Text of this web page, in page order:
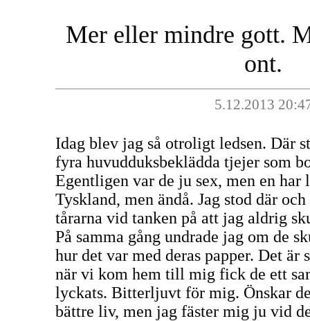
Mer eller mindre gott.
ont.
5.12.2013
Idag blev jag så otroligt ledsen. Där
fyra huvudduksbeklädda tjejer som
Egentligen var de ju sex, men en har
Tyskland, men ändå. Jag stod där
tårarna vid tanken på att jag aldrig
På samma gång undrade jag om de
hur det var med deras papper. Det är
när vi kom hem till mig fick de ett
lyckats. Bitterljuvt för mig. Önskar
bättre liv, men jag fäster mig ju vid